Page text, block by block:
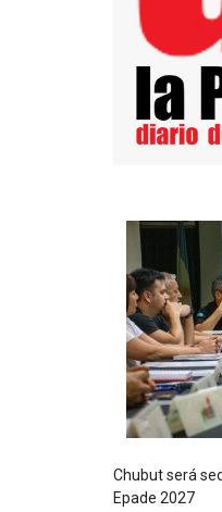
Chubut será
Epade 2027